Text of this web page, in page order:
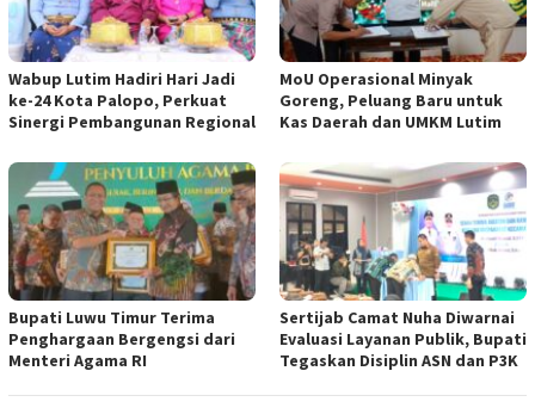
Wabup Lutim Hadiri Hari Jadi
ke-24 Kota Palopo, Perkuat
Sinergi Pembangunan Regional
MoU Operasional Minyak
Goreng, Peluang Baru untuk
Kas Daerah dan UMKM Lutim ‎
Bupati Luwu Timur Terima
Penghargaan Bergengsi dari
Menteri Agama RI
Sertijab Camat Nuha Diwarnai
Evaluasi Layanan Publik, Bupati
Tegaskan Disiplin ASN dan P3K